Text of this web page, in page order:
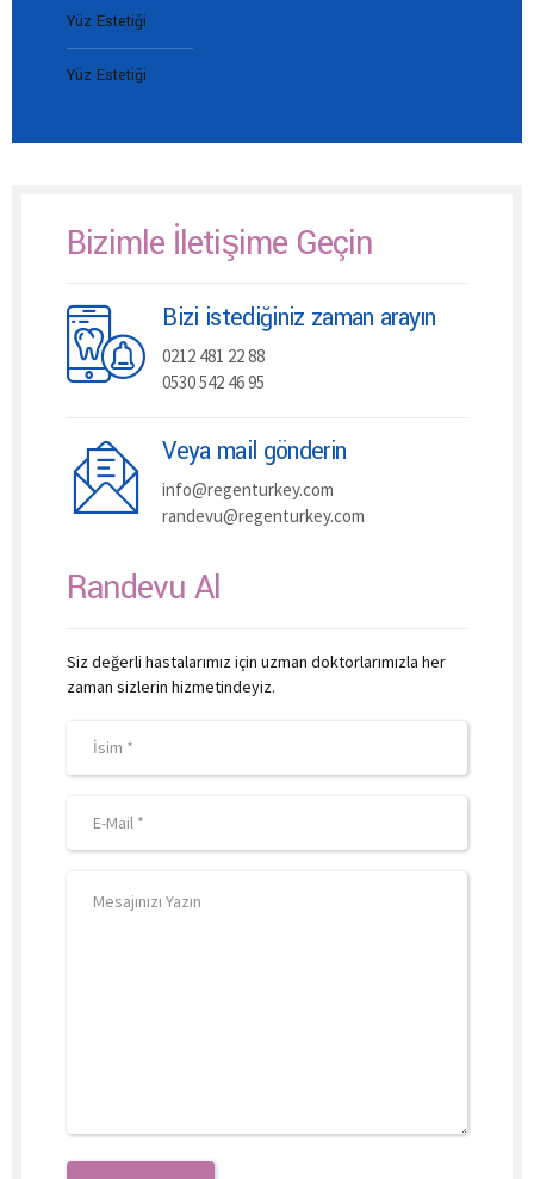
Yüz Estetiği
Yüz Estetiği
Bizimle İletişime Geçin
Bizi istediğiniz zaman arayın
0212 481 22 88
0530 542 46 95
Veya mail gönderin
info@regenturkey.com
randevu@regenturkey.com
Randevu Al
Siz değerli hastalarımız için uzman doktorlarımızla her
zaman sizlerin hizmetindeyiz.